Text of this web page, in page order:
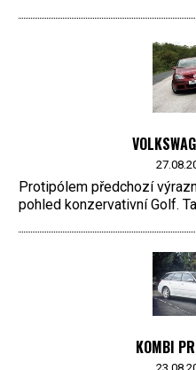
Protipólem předchozí
pohled konzervativní Golf.
KOMBI